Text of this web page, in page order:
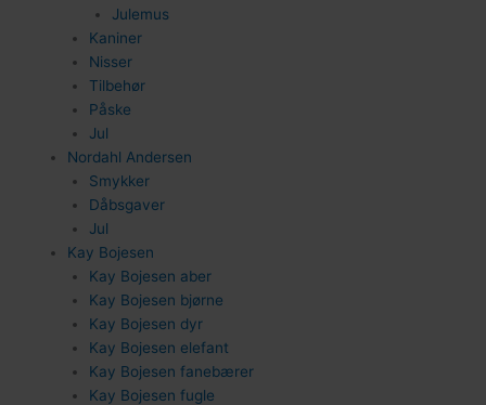
Julemus
Kaniner
Nisser
Tilbehør
Påske
Jul
Nordahl Andersen
Smykker
Dåbsgaver
Jul
Kay Bojesen
Kay Bojesen aber
Kay Bojesen bjørne
Kay Bojesen dyr
Kay Bojesen elefant
Kay Bojesen fanebærer
Kay Bojesen fugle